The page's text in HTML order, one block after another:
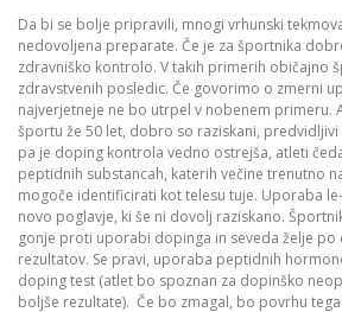
Da bi se bolje pripravili, mnogi vrhunski
nedovoljena preparate. Če je za športnika
zdravniško kontrolo. V takih primerih običajno
zdravstvenih posledic. Če govorimo o zmerni
najverjetneje ne bo utrpel v nobenem primeru.
športu že 50 let, dobro so raziskani,
pa je doping kontrola vedno ostrejša, atleti
peptidnih substancah, katerih večine trenutno
mogoče identificirati kot telesu tuje. Uporaba
novo poglavje, ki še ni dovolj raziskano.
gonje proti uporabi dopinga in seveda želje po
rezultatov. Se pravi, uporaba peptidnih
doping test (atlet bo spoznan za dopinško
boljše rezultate). Če bo zmagal, bo povrhu